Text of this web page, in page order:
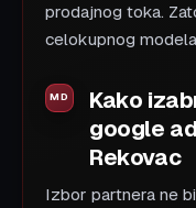
prodajnog toka.
celokupnog
Kako
google
Rekovac
Izbor partnera ne